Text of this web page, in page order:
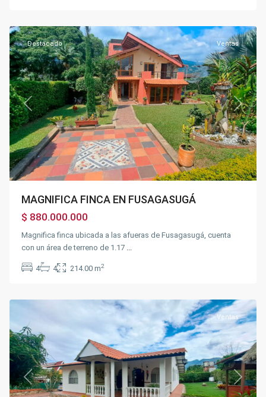
Previous Next
Destacado Ventas
MAGNIFICA FINCA EN FUSAGASUGÁ
$ 880.000.000
Magnifica finca ubicada a las afueras de Fusagasugá, cuenta
con un área de terreno de 1.17
4 4 214.00 m2
Previous Next
Ventas